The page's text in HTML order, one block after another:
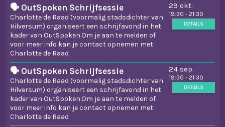
🗣️ OutSpoken Schrijfsessie
Charlotte de Raad (voormalig stadsdichter van
Hilversum) organiseert een schrijfavond in het
kader van OutSpoken.Om je aan te melden of
voor meer info kan je contact opnemen met
Charlotte de Raad
29 okt.
19:30 - 21:30
DETAILS
🗣️ OutSpoken Schrijfsessie
Charlotte de Raad (voormalig stadsdichter van
Hilversum) organiseert een schrijfavond in het
kader van OutSpoken.Om je aan te melden of
voor meer info kan je contact opnemen met
Charlotte de Raad
24 sep.
19:30 - 21:30
DETAILS